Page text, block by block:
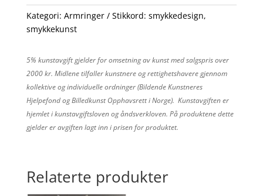
Kategori: Armringer Stikkord: smykkedesign,
smykkekunst
5% kunstavgift gjelder for omsetning av kunst med salgspris over
2000 kr. Midlene tilfaller kunstnere og rettighetshavere gjennom
kollektive og individuelle ordninger (Bildende Kunstneres
Hjelpefond og Billedkunst Opphavsrett i Norge). Kunstavgiften er
hjemlet i kunstavgiftsloven og åndsverkloven. På produktene dette
gjelder er avgiften lagt inn i prisen for produktet.
Relaterte produkter